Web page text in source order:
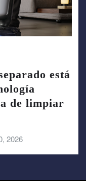
está
de limpiar
2026